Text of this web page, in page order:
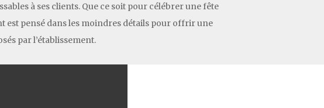
à ses clients. Que ce soit pour célébrer une fête
est pensé dans les moindres détails pour offrir une
par l’établissement.